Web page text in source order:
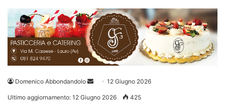
Domenico Abbondandolo
Invia 12 Giugno 2026
Ultimo aggiornamento: 12 Giugno 2026 425